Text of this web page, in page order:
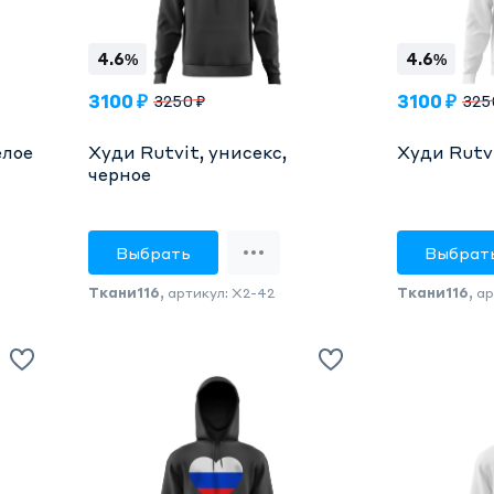
4.6%
3100 ₽ 3250 ₽
Худи Rutvit, унисекс,
черное
Выбрать
Ткани116, артикул: Х2-42
4.6%
3100 ₽
Худи
Ткани116,